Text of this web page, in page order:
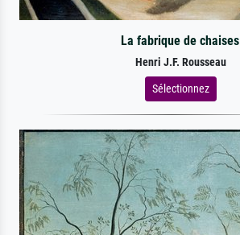
La fabrique de chaises
Henri J.F. Rousseau
Sélectionnez